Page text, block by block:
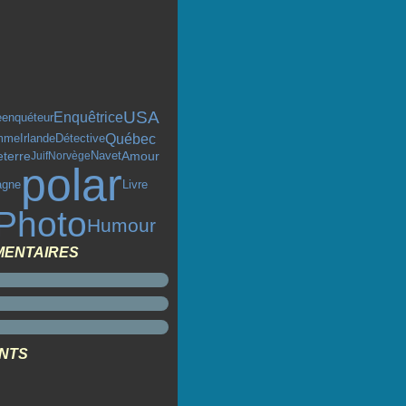
enquéteurEnquêtriceUSA
IrlandeDétectiveQuébec
JuifNorvège NavetAmour
polar Livre
Humour